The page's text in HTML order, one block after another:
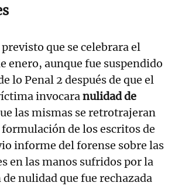
que se celebrara el
enero, aunque fue suspendido
lo Penal 2 después de que el
invocaranulidad de
las mismas se retrotrajeran
de los escritos de
informe del forense sobre las
en las manos sufridos por la
nulidad que fue rechazada